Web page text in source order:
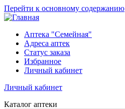
Перейти к основному содержанию
Аптека "Семейная"
Адреса аптек
Статус заказа
Избранное
Личный кабинет
Личный кабинет
Каталог аптеки